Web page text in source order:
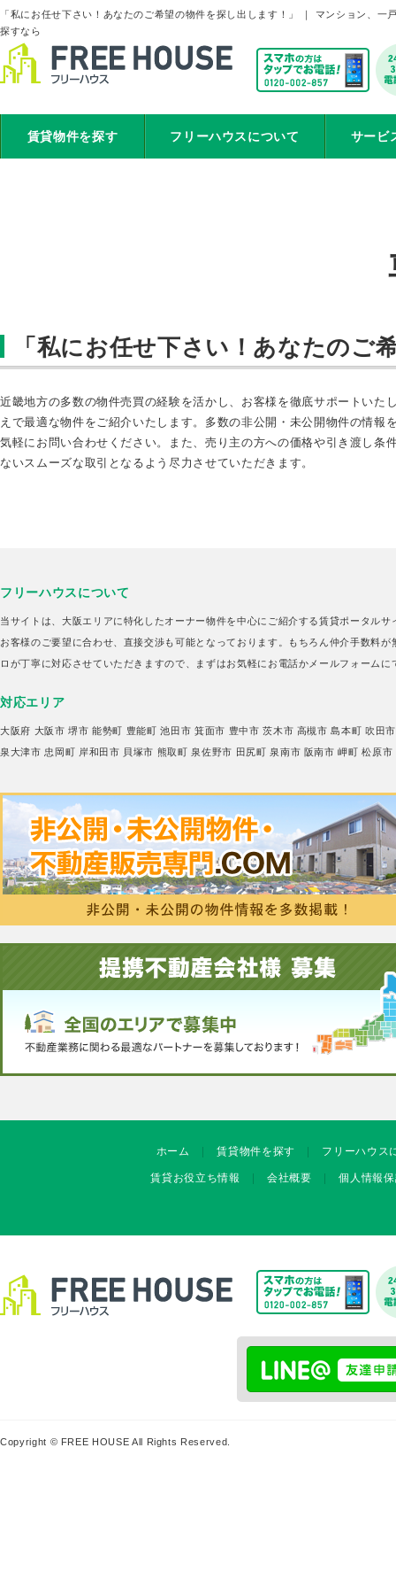
「私にお任せ下さい！あなたのご希望の物件を探し出します！」 ｜ マンション、
探すなら
賃貸物件を探す フリーハウスについて サービ
「私にお任せ下さい！あなたのご
近畿地方の多数の物件売買の経験を活かし、お客様を徹底サポートい
えで最適な物件をご紹介いたします。多数の非公開・未公開物件の情
気軽にお問い合わせください。また、売り主の方への価格や引き渡し
ないスムーズな取引となるよう尽力させていただきます。
フリーハウスについて
当サイトは、大阪エリアに特化したオーナー物件を中心にご紹介する賃貸ポータル
お客様のご要望に合わせ、直接交渉も可能となっております。もちろん仲介手数料
ロが丁寧に対応させていただきますので、まずはお気軽にお電話かメールフォームに
対応エリア
大阪府 大阪市 堺市 能勢町 豊能町 池田市 箕面市 豊中市 茨木市 高槻市 島本町 吹田市
泉大津市 忠岡町 岸和田市 貝塚市 熊取町 泉佐野市 田尻町 泉南市 阪南市 岬町 松原市
ホーム 賃貸物件を探す フリーハウス
賃貸お役立ち情報 会社概要 個人情報
Copyright © FREE HOUSE All Rights Reserved.